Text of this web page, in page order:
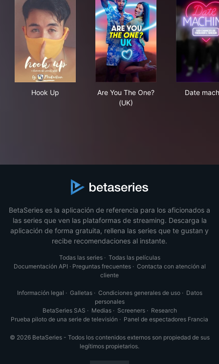
Hook Up
Are You The One?
(UK)
Date
BetaSeries es la aplicación de referencia para los aficionados a
las series que ven las plataformas de streaming. Descarga la
aplicación de forma gratuita, rellena las series que te gustan y
recibe recomendaciones al instante.
Todas las series· Todas las películas
Documentación API · Preguntas frecuentes· Contacta con atención al
cliente
Información legal · Galletas· Condiciones generales de uso· Datos
personales
BetaSeries SAS · Medias· Screeners· Research
Prueba piloto de una serie de televisión · Panel de espectadores Francia
© 2026 BetaSeries - Todos los contenidos externos son propiedad de sus
legítimos propietarios.